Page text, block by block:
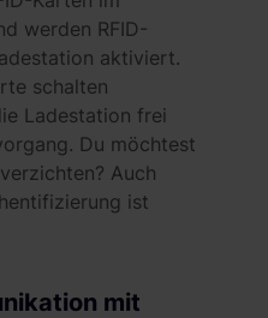
findest du in
und unserem
werden RFID-
aktiviert.
schalten
Ladestation frei
Du möchtest
Auch
ist
mit